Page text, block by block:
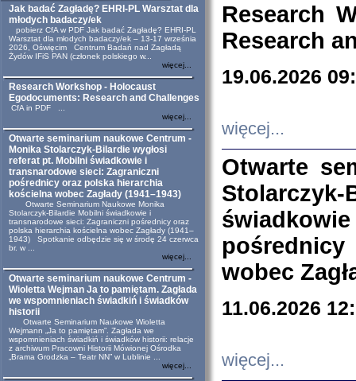
Jak badać Zagładę? EHRI-PL Warsztat dla
młodych badaczy/ek
pobierz CfA w PDF Jak badać Zagładę? EHRI-PL
Warsztat dla młodych badaczy/ek – 13-17 września
2026, Oświęcim Centrum Badań nad Zagładą
Żydów IFiS PAN (członek polskiego w...
więcej...
Research Workshop - Holocaust
Egodocuments: Research and Challenges
CfA in PDF ...
więcej...
Otwarte seminarium naukowe Centrum -
Monika Stolarczyk-Bilardie wygłosi
referat pt. Mobilni świadkowie i
transnarodowe sieci: Zagraniczni
pośrednicy oraz polska hierarchia
kościelna wobec Zagłady (1941–1943)
Otwarte Seminarium Naukowe Monika
Stolarczyk-Bilardie Mobilni świadkowie i
transnarodowe sieci: Zagraniczni pośrednicy oraz
polska hierarchia kościelna wobec Zagłady (1941–
1943) Spotkanie odbędzie się w środę 24 czerwca
br. w ...
więcej...
Otwarte seminarium naukowe Centrum -
Wioletta Wejman Ja to pamiętam. Zagłada
we wspomnieniach świadkiń i świadków
historii
Otwarte Seminarium Naukowe Wioletta
Wejmann „Ja to pamiętam”. Zagłada we
wspomnieniach świadkiń i świadków historii: relacje
z archiwum Pracowni Historii Mówionej Ośrodka
„Brama Grodzka – Teatr NN” w Lublinie ...
więcej...
Research
Research
19.06.2026
więcej...
Otwarte
wobec
11.06.2026
więcej...